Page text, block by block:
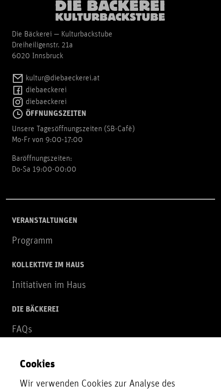
Die Bäckerei — Kulturbackstube
Dreiheiligenstr. 21a
6020 Innsbruck
kultur@diebaeckerei.at
diebaeckerei
diebaeckerei
ÖFFNUNGSZEITEN
Unsere Tagesöffnungszeiten (SB-Cafè)
Mo-Fr von 9:00-17:00
Baröffnungszeiten:
Do-Sa 19:00-00:00
VERANSTALTUNGEN
Programm
KOLLEKTIVE IM HAUS
Initiativen im Haus
DIE BÄCKEREI
FAQs
NEWSLETTER
Zur Newsletter Anmeldung
Cookies
Wir verwenden Cookies zur Analyse des